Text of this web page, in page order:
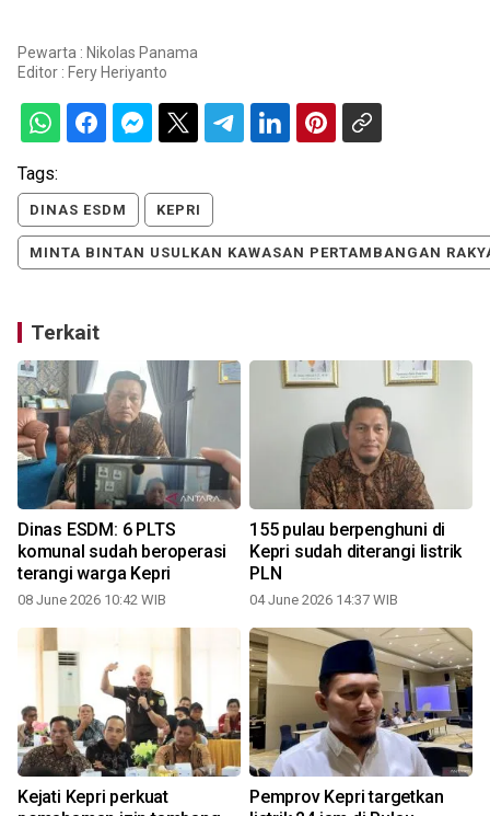
Pewarta : Nikolas Panama
Editor : Fery Heriyanto
Tags:
DINAS ESDM KEPRI
MINTA BINTAN USULKAN KAWASAN PERTAMBANGAN
Terkait
Dinas ESDM: 6 PLTS
komunal sudah beroperasi
terangi warga Kepri
08 June 2026 10:42 WIB
155 pulau berpenghuni di
Kepri sudah diterangi listrik
PLN
04 June 2026 14:37 WIB
Kejati Kepri perkuat
Pemprov Kepri targetkan